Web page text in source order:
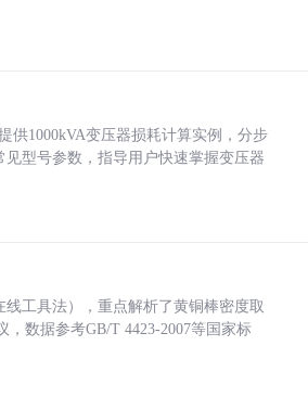
供1000kVA变压器损耗计算实例，分步
见型号参数，指导用户快速掌握变压器
工具法），重点解析了黄铜棒密度取
数据参考GB/T 4423-2007等国家标